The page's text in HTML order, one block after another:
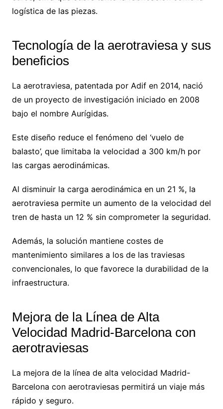
logística de las piezas.
Tecnología de la aerotraviesa y sus
beneficios
La aerotraviesa, patentada por Adif en 2014, nació
de un proyecto de investigación iniciado en 2008
bajo el nombre Aurígidas.
Este diseño reduce el fenómeno del ‘vuelo de
balasto’, que limitaba la velocidad a 300 km/h por
las cargas aerodinámicas.
Al disminuir la carga aerodinámica en un 21 %, la
aerotraviesa permite un aumento de la velocidad del
tren de hasta un 12 % sin comprometer la seguridad.
Además, la solución mantiene costes de
mantenimiento similares a los de las traviesas
convencionales, lo que favorece la durabilidad de la
infraestructura.
Mejora de la Línea de Alta
Velocidad Madrid-Barcelona con
aerotraviesas
La mejora de la línea de alta velocidad Madrid-
Barcelona con aerotraviesas permitirá un viaje más
rápido y seguro.